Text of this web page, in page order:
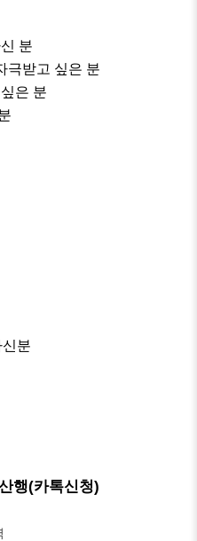
분
극받고 싶은 분
은 분
행(카톡신청)